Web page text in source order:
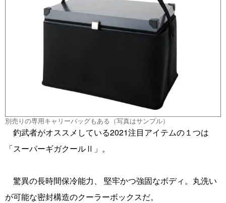
別売りの専用キャリーバッグもある（写真はサンプル）
釣武者がオススメしている2021注目アイテムの１つは
「スーパーギガクールⅡ」。
驚異の長時間保冷能力、 堅牢かつ強固なボディ。丸洗い
が可能な密封構造のクーラーボックスだ。